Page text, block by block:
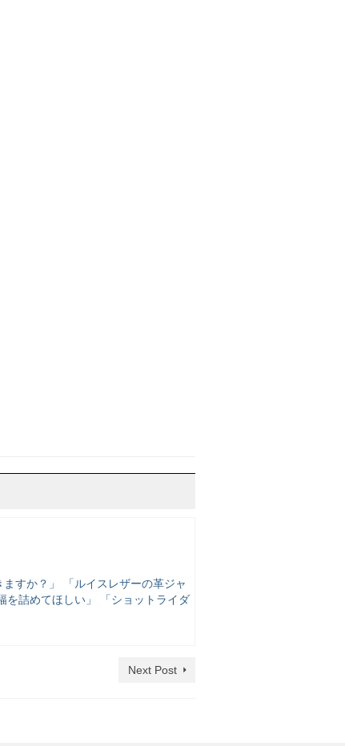
すか？」 「ルイスレザーの革ジャ
を詰めてほしい」 「ショットライダ
Next Post